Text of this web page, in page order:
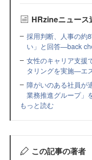
HRzineニュース
採用判断、人事の約
い」と回答—back
女性のキャリア支援
タリングを実施—エ
障がいのある社員が
業務推進グループ」
もっと読む
この記事の著者